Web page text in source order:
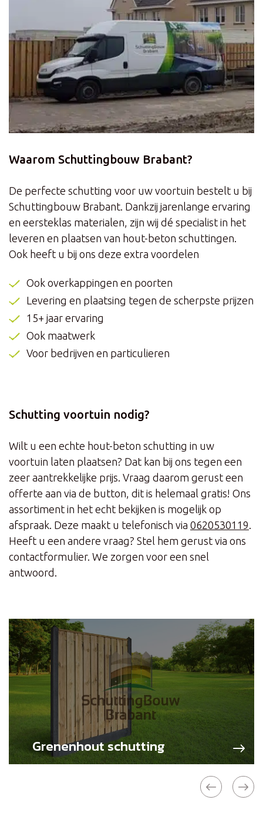
Waarom Schuttingbouw Brabant?
De perfecte schutting voor uw voortuin bestelt u bij
Schuttingbouw Brabant. Dankzij jarenlange ervaring
en eersteklas materialen, zijn wij dé specialist in het
leveren en plaatsen van hout-beton schuttingen.
Ook heeft u bij ons deze extra voordelen
Ook overkappingen en poorten
Levering en plaatsing tegen de scherpste prijzen
15+ jaar ervaring
Ook maatwerk
Voor bedrijven en particulieren
Schutting voortuin nodig?
Wilt u een echte hout-beton schutting in uw
voortuin laten plaatsen? Dat kan bij ons tegen een
zeer aantrekkelijke prijs. Vraag daarom gerust een
offerte aan via de button, dit is helemaal gratis! Ons
assortiment in het echt bekijken is mogelijk op
afspraak. Deze maakt u telefonisch via 0620530119.
Heeft u een andere vraag? Stel hem gerust via ons
contactformulier. We zorgen voor een snel
antwoord.
Grenenhout schutting